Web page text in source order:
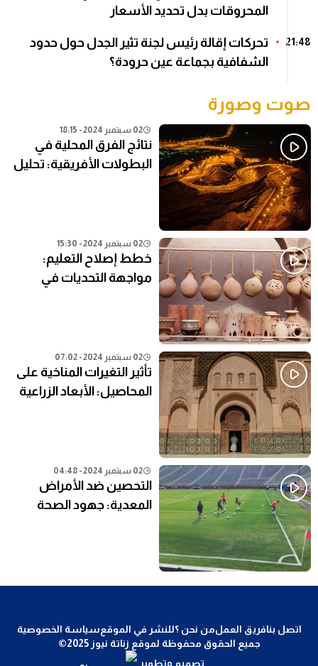
المحروقات بدل تحديد الأسعار
21:48
تحركات إقالة رئيس لجنة تثير الجدل حول حدود
الشفافية بجماعة عين حرودة؟
صوت وصورة
02 سبتمبر 2024 - 18:15
نتائج الفرق المحلية في
البطولات الأفريقية: تحليل
02 سبتمبر 2024 - 15:30
خطط إصلاح التعليم:
مواجهة التحديات في
02 سبتمبر 2024 - 07:02
تأثير التغيرات المناخية على
المحاصيل: الأبعاد الزراعية
02 سبتمبر 2024 - 04:48
التحصين ضد الأمراض
المعدية: جهود الصحة
اتصل بنافريق العملمن نحن ؟للنشر في الموقعسياسة الخصوصية
جميع الحقوق محفوظة لموقع زناتة نيوز 2025©
تصميم وتطوير